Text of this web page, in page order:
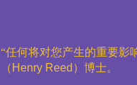
“任何将对您产生的重要影
（ Henry Reed ）博士。